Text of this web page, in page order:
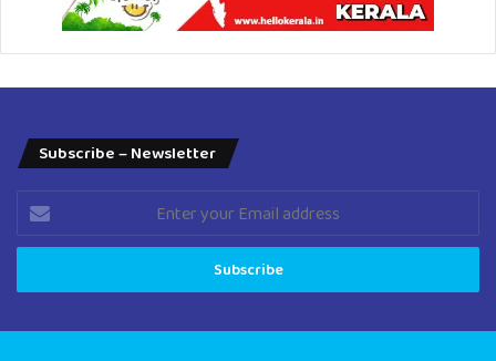
Subscribe – Newsletter
Enter
your
Email